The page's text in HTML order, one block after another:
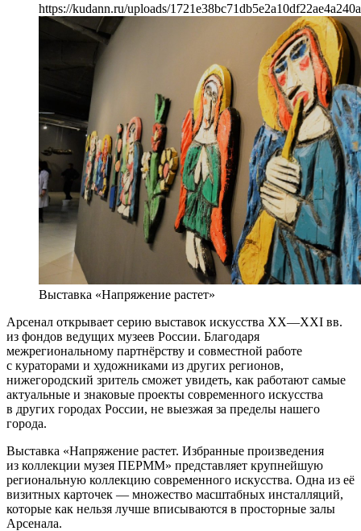
https://kudann.ru/uploads/
Выставка «Напряжение растет»
Арсенал открывает серию выставок искусства XX—XXI вв.
из фондов ведущих музеев России. Благодаря
межрегиональному партнёрству и совместной работе
с кураторами и художниками из других регионов,
нижегородский зритель сможет увидеть, как работают самые
актуальные и знаковые проекты современного искусства
в других городах России, не выезжая за пределы нашего
города.
Выставка «Напряжение растет. Избранные произведения
из коллекции музея ПЕРММ» представляет крупнейшую
региональную коллекцию современного искусства. Одна из её
визитных карточек — множество масштабных инсталляций,
которые как нельзя лучше вписываются в просторные залы
Арсенала.